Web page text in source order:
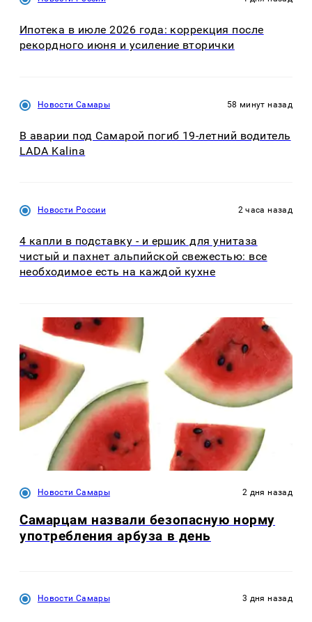
Ипотека в июле 2026 года: коррекция после
рекордного июня и усиление вторички
Новости Самары 58 минут назад
В аварии под Самарой погиб 19-летний водитель
LADA Kalina
Новости России 2 часа назад
4 капли в подставку - и ершик для унитаза
чистый и пахнет альпийской свежестью: все
необходимое есть на каждой кухне
Новости Самары 2 дня назад
Самарцам назвали безопасную норму
употребления арбуза в день
Новости Самары 3 дня назад